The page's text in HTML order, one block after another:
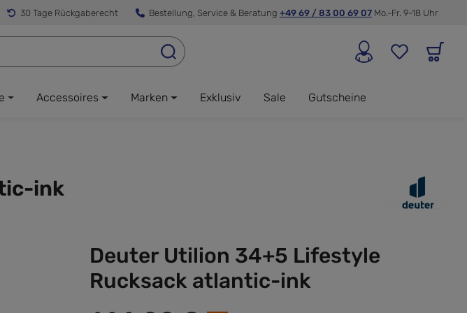
30 Tage Rückgaberecht Bestellung, Service & Beratung +49 69 / 83 00 69 07 Mo.-Fr. 9-18 Uhr
Accessoires Marken Exklusiv Sale Gutscheine
ink
Deuter Utilion 34+5 Lifestyle
Rucksack atlantic-ink